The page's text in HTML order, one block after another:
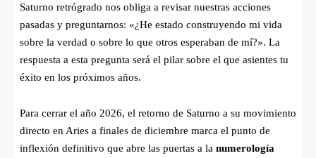
Saturno retrógrado nos obliga a revisar nuestras acciones
pasadas y preguntarnos: «¿He estado construyendo mi vida
sobre la verdad o sobre lo que otros esperaban de mí?». La
respuesta a esta pregunta será el pilar sobre el que asientes tu
éxito en los próximos años.
Para cerrar el año 2026, el retorno de Saturno a su movimiento
directo en Aries a finales de diciembre marca el punto de
inflexión definitivo que abre las puertas a la numerología